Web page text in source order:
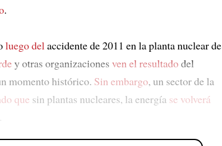
.
luego delaccidente de 2011 en la planta nuclear de
y otras organizaciones ven el resultadodel
momento histórico. Sin embargo, un sector de la
que sin plantas nucleares, la energía se volverá